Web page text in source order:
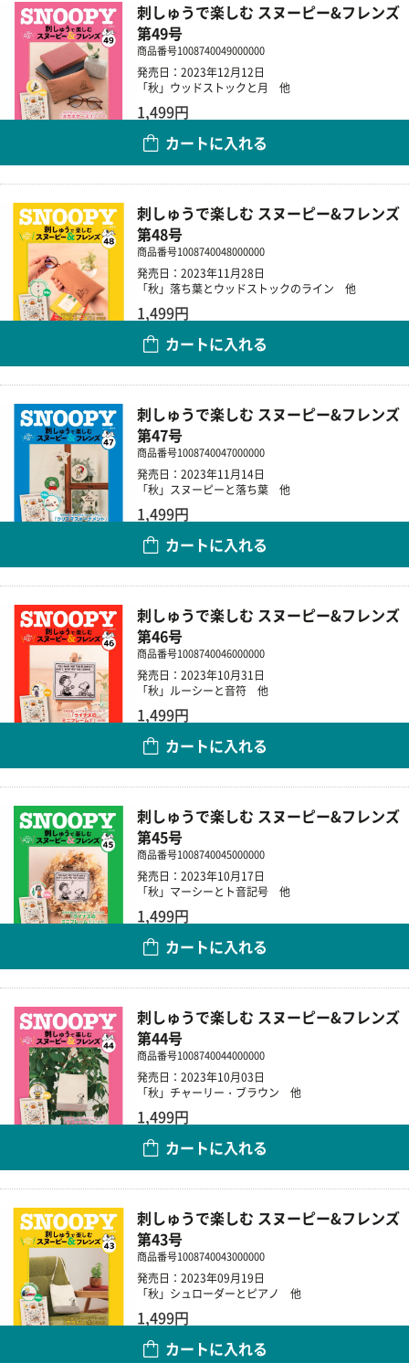
刺しゅうで楽しむ スヌーピー&フレンズ
第49号
商品番号1008740049000000
発売日：2023年12月12日
「秋」ウッドストックと月 他
1,499円
カートに入れる
刺しゅうで楽しむ スヌーピー&フレンズ
第48号
商品番号1008740048000000
発売日：2023年11月28日
「秋」落ち葉とウッドストックのライン 他
1,499円
カートに入れる
刺しゅうで楽しむ スヌーピー&フレンズ
第47号
商品番号1008740047000000
発売日：2023年11月14日
「秋」スヌーピーと落ち葉 他
1,499円
カートに入れる
刺しゅうで楽しむ スヌーピー&フレンズ
第46号
商品番号1008740046000000
発売日：2023年10月31日
「秋」ルーシーと音符 他
1,499円
カートに入れる
刺しゅうで楽しむ スヌーピー&フレンズ
第45号
商品番号1008740045000000
発売日：2023年10月17日
「秋」マーシーとト音記号 他
1,499円
カートに入れる
刺しゅうで楽しむ スヌーピー&フレンズ
第44号
商品番号1008740044000000
発売日：2023年10月03日
「秋」チャーリー・ブラウン 他
1,499円
カートに入れる
刺しゅうで楽しむ スヌーピー&フレンズ
第43号
商品番号1008740043000000
発売日：2023年09月19日
「秋」シュローダーとピアノ 他
1,499円
カートに入れる